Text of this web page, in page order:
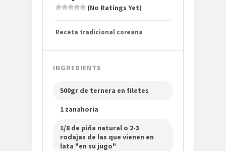
(No Ratings Yet)
Receta tradicional coreana
INGREDIENTS
500gr de ternera en filetes
1 zanahoria
1/8 de piña natural o 2-3
rodajas de las que vienen en
lata "en su jugo"